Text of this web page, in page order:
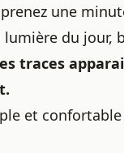
une
du jour,
traces
et